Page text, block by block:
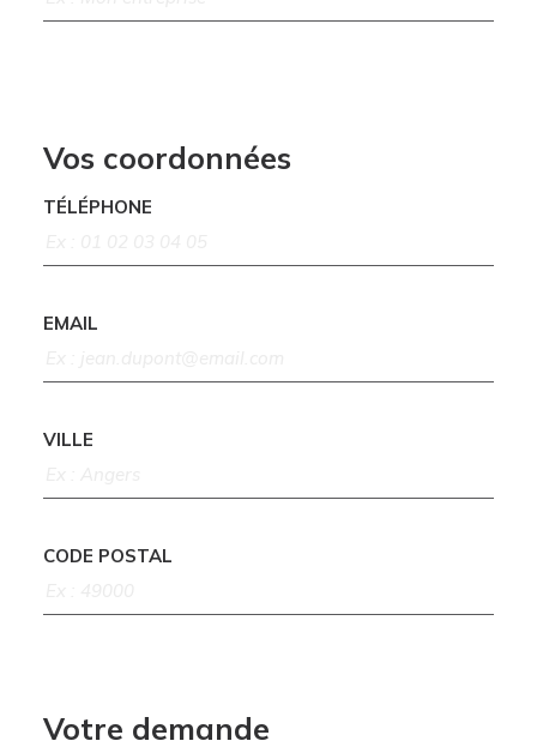
Vos coordonnées
TÉLÉPHONE
EMAIL
VILLE
CODE POSTAL
Votre demande